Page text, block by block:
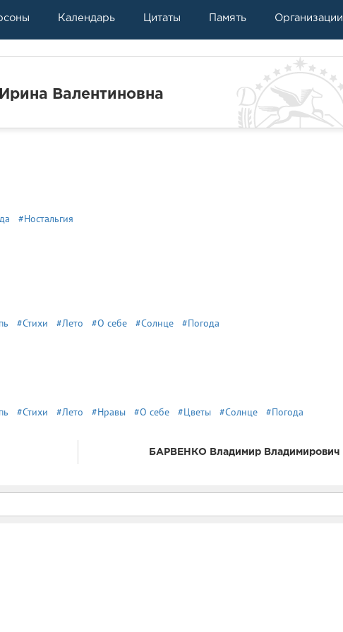
Календарь Цитаты Память Организации
Валентиновна
#Ностальгия
#Стихи #Лето #О себе #Солнце #Погода
#Стихи #Лето #Нравы #О себе #Цветы #Солнце #Погода
БАРВЕНКО Владимир Владимирович